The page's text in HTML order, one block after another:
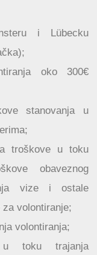
i Lübecku
oko 300€
stanovanja u
troškove u toku
obaveznog
vize i ostale
volontiranje;
volontiranja;
u toku trajanja